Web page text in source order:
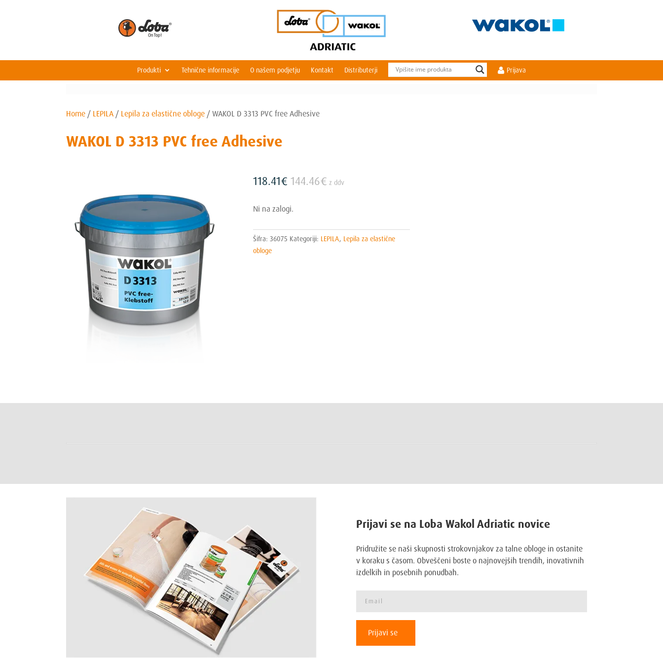
Produkti Tehnične informacije O našem podjetju Kontakt Distributerji Prijava
Home / LEPILA / Lepila za elastične obloge /WAKOL D 3313 PVC free Adhesive
WAKOL D 3313 PVC free Adhesive
118.41€ 144.46€ z ddv
Ni na zalogi.
Šifra: 36075 Kategoriji: LEPILA, Lepila za elastične
obloge
Prijavi se na Loba Wakol Adriatic novice
Pridružite se naši skupnosti strokovnjakov za talne obloge in ostanite
v koraku s časom. Obveščeni boste o najnovejših trendih, inovativnih
izdelkih in posebnih ponudbah.
Prijavi se